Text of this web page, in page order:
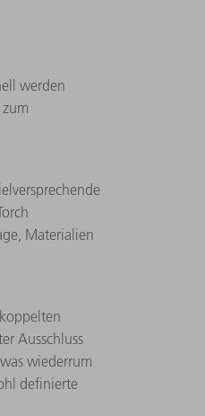
werden
Materialien
Ausschluss
wiederrum
definierte